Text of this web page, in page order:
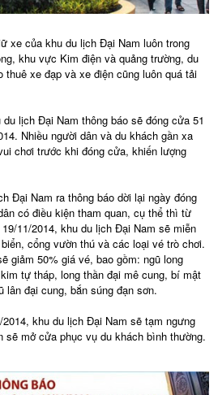
xe của khu du lịch Đại Nam luôn trong
khu vực Kim điện và quảng trường, du
xe đạp và xe điện cũng luôn quá tải
lịch Đại Nam thông báo sẽ đóng cửa 51
Nhiều người dân và du khách gần xa
chơi trước khi đóng cửa, khiến lượng
Đại Nam ra thông báo dời lại ngày đóng
có điều kiện tham quan, cụ thể thì từ
11/2014, khu du lịch Đại Nam sẽ miễn
cổng vườn thú và các loại vé trò chơi.
giảm 50% giá vé, bao gồm: ngũ long
tự tháp, long thần đại mê cung, bí mật
lân đại cung, bắn súng đạn sơn.
khu du lịch Đại Nam sẽ tạm ngưng
sẽ mở cửa phục vụ du khách bình thường.